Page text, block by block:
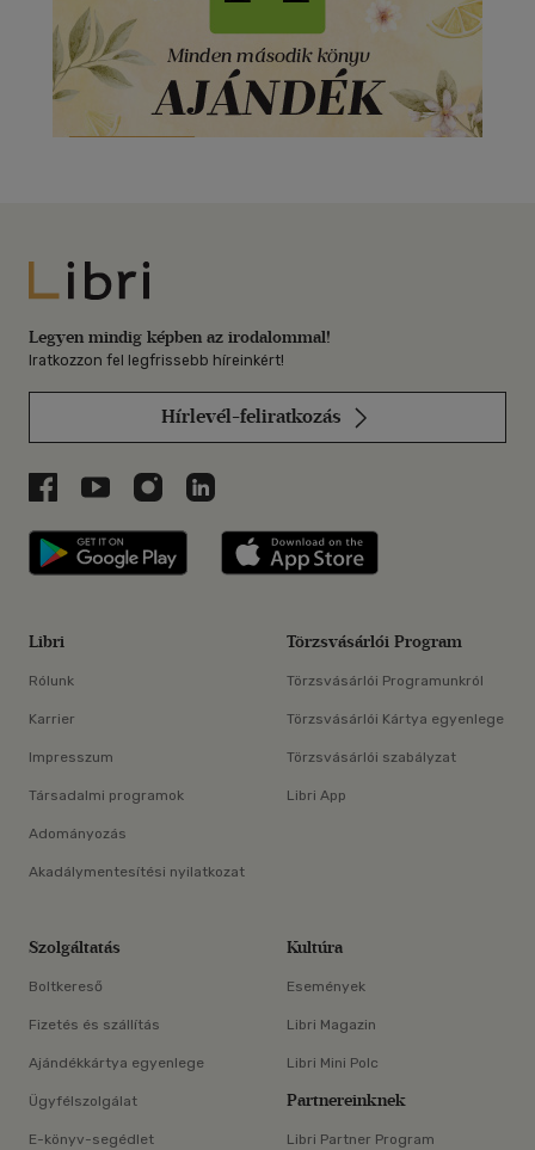
Libri
Legyen mindig képben az irodalommal!
Iratkozzon fel legfrissebb híreinkért!
Hírlevél-feliratkozás
Libri a Facebookon
Libri a Youtube-on
Libri az Instagramon
Libri a LinkedInen
Libri applikáció Szerezd meg: Google
Libri
Rólunk
Karrier
Impresszum
Társadalmi programok
Adományozás
Akadálymentesítési nyilatkozat
Törzsvásárlói Program
Törzsvásárlói Programunkról
Törzsvásárlói Kártya egyenlege
Törzsvásárlói szabályzat
Libri App
Szolgáltatás
Boltkereső
Fizetés és szállítás
Ajándékkártya egyenlege
Ügyfélszolgálat
E-könyv-segédlet
Kultúra
Események
Libri Magazin
Libri Mini Polc
Partnereinknek
Libri Partner Program